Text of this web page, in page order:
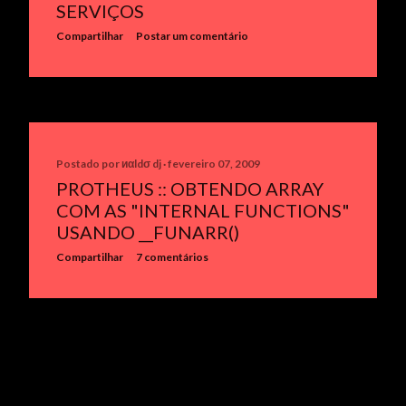
SERVIÇOS
Compartilhar Postar um comentário
Postado porиαldσ dj fevereiro 07, 2009
PROTHEUS :: OBTENDO ARRAY
COM AS "INTERNAL FUNCTIONS"
USANDO __FUNARR()
Compartilhar 7 comentários